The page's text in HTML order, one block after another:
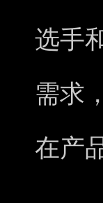
选手
需求
在产